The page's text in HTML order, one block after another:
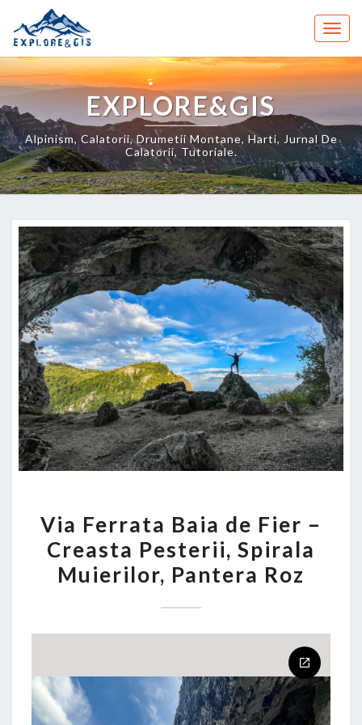
content
EXPLORE&GIS
Alpinism, Calatorii, Drumetii Montane, Harti, Jurnal De
Calatorii, Tutoriale.
FERRATA
BAIA
DE
CREASTA
SPIRALA
MUIERILOR,
Via Ferrata Baia de Fier –
Creasta Pesterii, Spirala
Muierilor, Pantera Roz